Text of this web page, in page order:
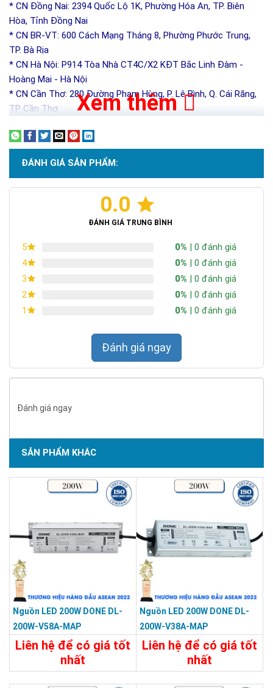
* CN Đồng Nai: 2394 Quốc Lộ 1K, Phường Hóa An, TP. Biên
Hòa, Tỉnh Đồng Nai
* CN BR-VT: 600 Cách Mạng Tháng 8, Phường Phước Trung,
TP. Bà Rịa
* CN Hà Nội: P914 Tòa Nhà CT4C/X2 KĐT Bắc Linh Đàm -
Hoàng Mai - Hà Nội
* CN Cần Thơ: 280 Đường Phạm Hùng, P. Lê Bình, Q. Cái Răng,
TP Cần Thơ
Xem thêm
ĐÁNH GIÁ SẢN PHẨM:
0.0
ĐÁNH GIÁ TRUNG BÌNH
5 0% | 0 đánh giá
4
0% | 0 đánh giá
3
0% | 0 đánh giá
2
0% | 0 đánh giá
1
0% | 0 đánh giá
Đánh giá ngay
Đánh giá ngay
SẢN PHẨM KHÁC
Nguồn LED 200W DONE DL-
200W-V58A-MAP
Liên hệ để có giá tốt
nhất
Nguồn LED 200W DONE DL-
200W-V38A-MAP
Liên hệ để có giá tốt
nhất